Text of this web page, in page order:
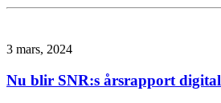
3 mars, 2024
Nu blir SNR:s årsrapport digital